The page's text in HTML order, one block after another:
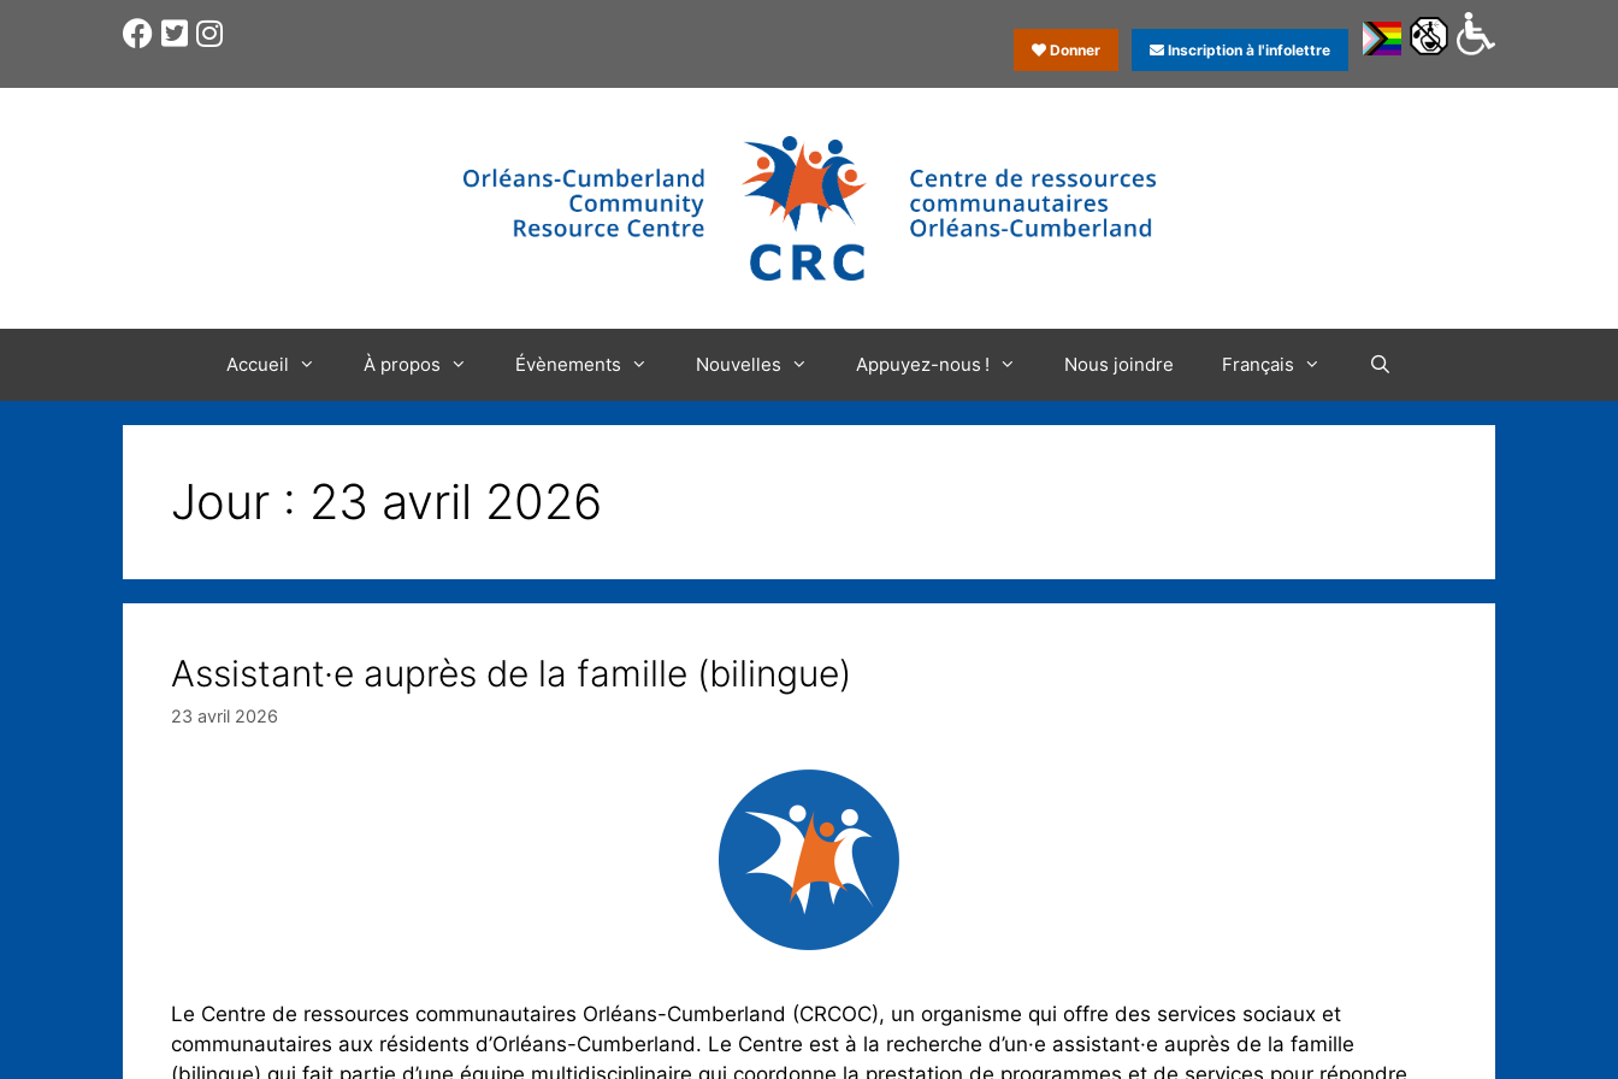
Donner Inscription à l'infolettre
Accueil À propos Évènements Nouvelles Appuyez-nous ! Nous joindre Français
Jour : 23 avril 2026
Assistant·e auprès de la famille (bilingue)
23 avril 2026
Le Centre de ressources communautaires Orléans-Cumberland (CRCOC), un organisme qui offre des services sociaux et
communautaires aux résidents d’Orléans-Cumberland. Le Centre est à la recherche d’un·e assistant·e auprès de la famille
(bilingue) qui fait partie d’une équipe multidisciplinaire qui coordonne la prestation de programmes et de services pour répondre